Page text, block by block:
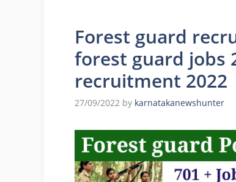
Forest guard
forest guard jobs
recruitment 2022
27/09/2022 by karnatakanewshunter